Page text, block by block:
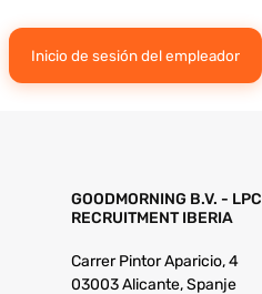
Inicio de sesión del empleador
GOODMORNING B.V. - LPC
RECRUITMENT IBERIA
Carrer Pintor Aparicio, 4
03003 Alicante, Spanje